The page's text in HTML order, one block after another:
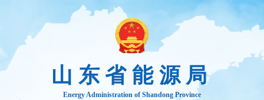
山东省能源局
Energy Administration of Shandong Province